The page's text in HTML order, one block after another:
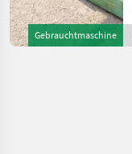
Gebrauchtmaschine